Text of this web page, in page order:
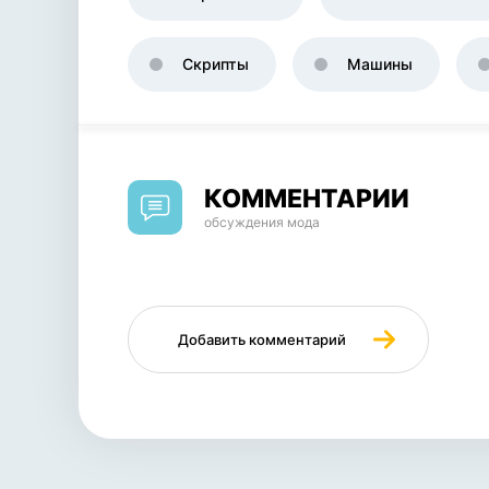
Скрипты Машины
КОММЕНТАРИИ
обсуждения мода
Добавить комментарий